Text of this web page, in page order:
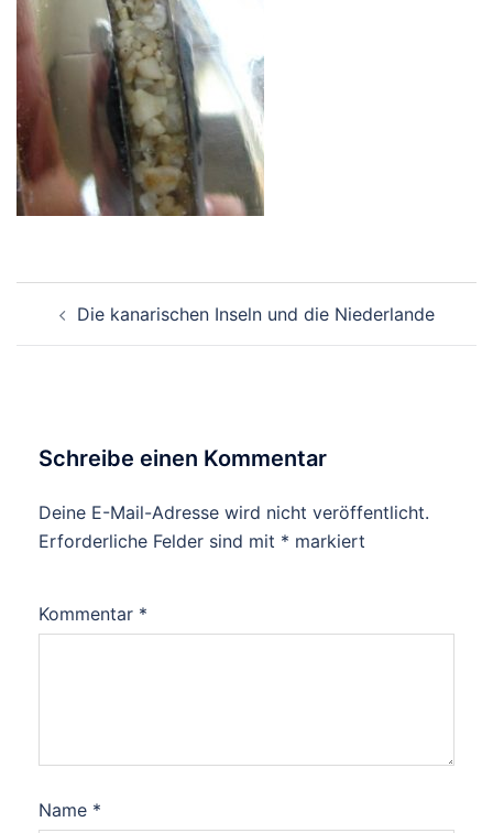
Die kanarischen Inseln und die Niederlande
Schreibe einen Kommentar
Deine E-Mail-Adresse wird nicht veröffentlicht.
Erforderliche Felder sind mit * markiert
Kommentar *
Name *